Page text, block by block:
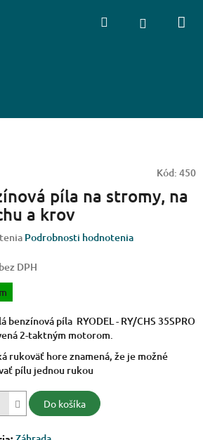
Hľadať Prihlásenie
Kód: 450
píla na stromy, na
a krov
Podrobnosti hodnotenia
DPH
benzínová píla RYODEL - RY/CHS 35SPRO
2-taktným motorom.
rukoväť hore znamená, že je možné
pílu jednou rukou
Do košíka